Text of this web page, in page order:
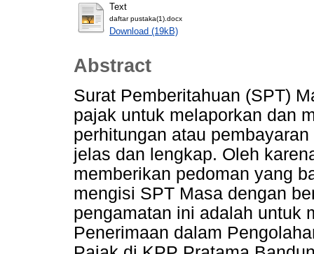
Text
daftar pustaka(1).docx
Download (19kB)
Abstract
Surat Pemberitahuan (SPT)
pajak untuk melaporkan dan
perhitungan atau
jelas dan lengkap. Oleh
memberikan pedoman yang
mengisi SPT Masa dengan
pengamatan ini adalah untuk
Penerimaan dalam